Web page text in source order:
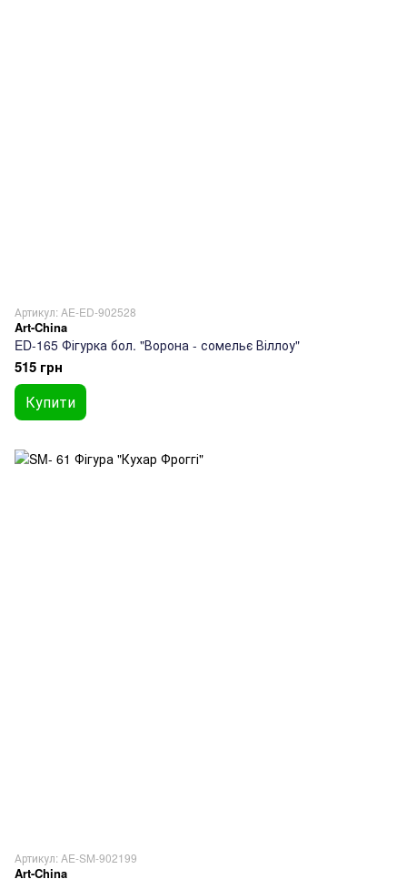
Артикул: AE-ED-902528
Art-China
ED-165 Фігурка бол. "Ворона - сомельє Віллоу"
515 грн
Купити
Артикул: AE-SM-902199
Art-China